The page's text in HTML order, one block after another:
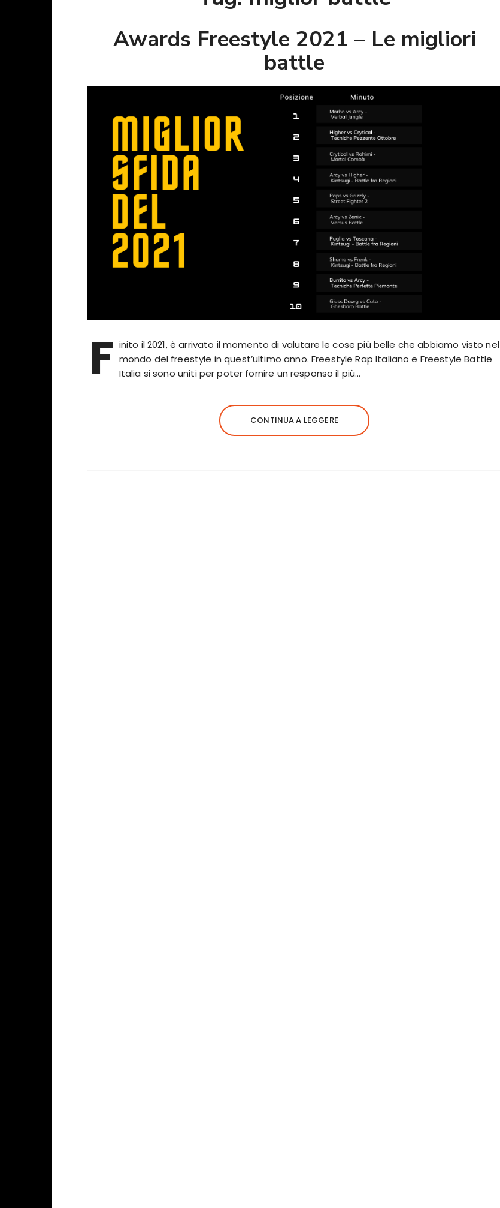
Awards Freestyle 2021 – Le migliori
battle
F inito il 2021, è arrivato il momento di valutare le cose più belle che abbiamo visto nel
mondo del freestyle in quest’ultimo anno. Freestyle Rap Italiano e Freestyle Battle
Italia si sono uniti per poter fornire un responso il più…
CONTINUA A LEGGERE